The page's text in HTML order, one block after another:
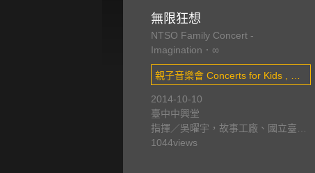
無限狂想
NTSO Family Concert -
Imagination．∞
親子音樂會 Concerts for Kids , 出
2014-10-10
臺中中興堂
指揮／吳曜宇，故事工廠、國立臺灣
交響樂團
1044views